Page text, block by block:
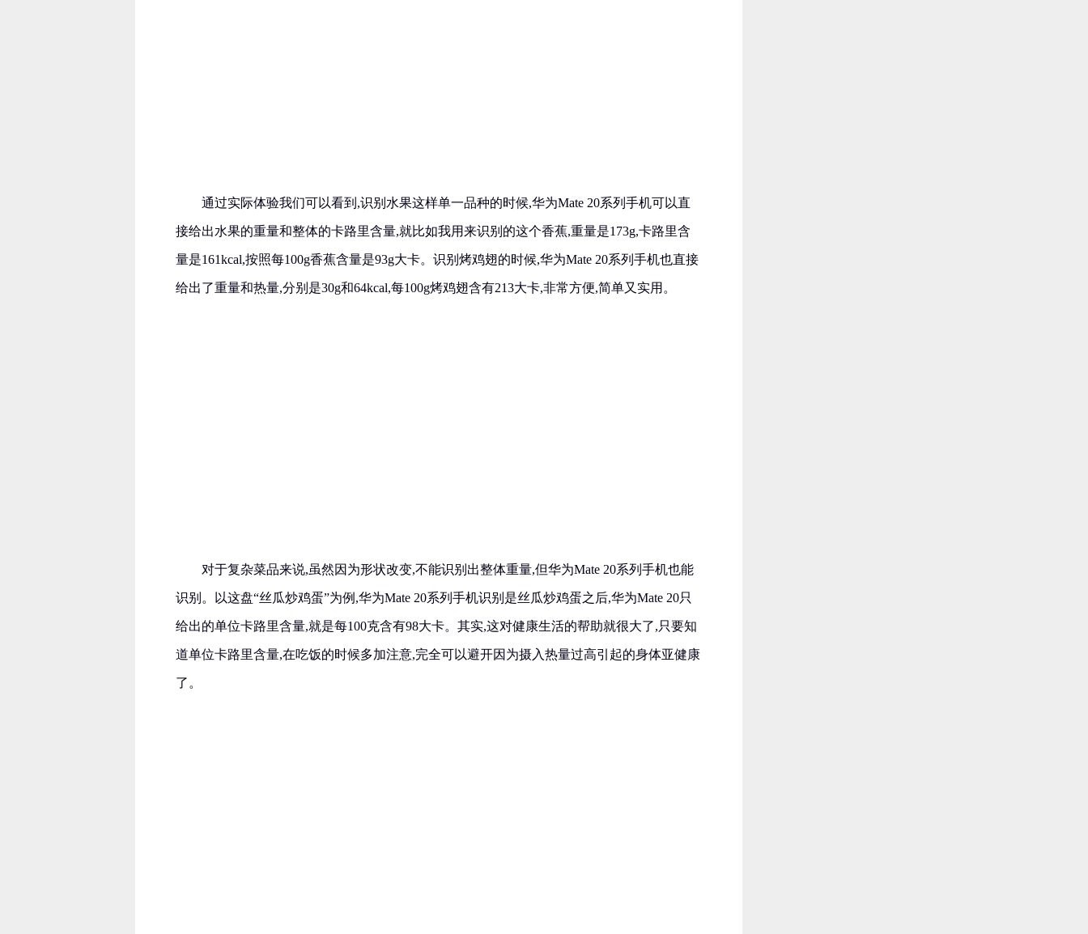
通过实际体验我们可以看到,识别水果这样单一品种的时候,华为Mate 20系列手机可以直
接给出水果的重量和整体的卡路里含量,就比如我用来识别的这个香蕉,重量是173g,卡路里含
量是161kcal,按照每100g香蕉含量是93g大卡。识别烤鸡翅的时候,华为Mate 20系列手机也直接
给出了重量和热量,分别是30g和64kcal,每100g烤鸡翅含有213大卡,非常方便,简单又实用。
对于复杂菜品来说,虽然因为形状改变,不能识别出整体重量,但华为Mate 20系列手机也能
识别。以这盘“丝瓜炒鸡蛋”为例,华为Mate 20系列手机识别是丝瓜炒鸡蛋之后,华为Mate 20只
给出的单位卡路里含量,就是每100克含有98大卡。其实,这对健康生活的帮助就很大了,只要知
道单位卡路里含量,在吃饭的时候多加注意,完全可以避开因为摄入热量过高引起的身体亚健康
了。